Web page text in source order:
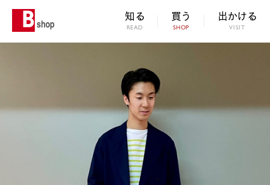
知る
READ
買う
SHOP
出かける
VISIT